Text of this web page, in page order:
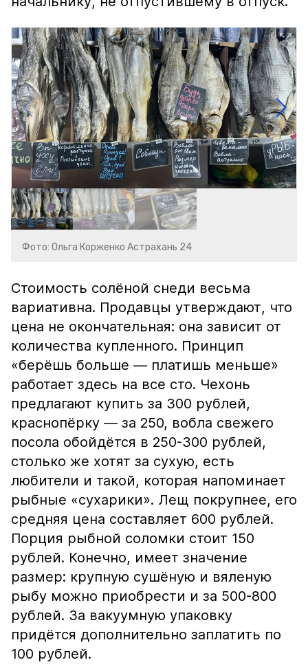
Фото: Ольга Корженко Астрахань 24
Стоимость солёной снеди весьма
вариативна. Продавцы утверждают, что
цена не окончательная: она зависит от
количества купленного. Принцип
«берёшь больше — платишь меньше»
работает здесь на все сто. Чехонь
предлагают купить за 300 рублей,
краснопёрку — за 250, вобла свежего
посола обойдётся в 250-300 рублей,
столько же хотят за сухую, есть
любители и такой, которая напоминает
рыбные «сухарики». Лещ покрупнее, его
средняя цена составляет 600 рублей.
Порция рыбной соломки стоит 150
рублей. Конечно, имеет значение
размер: крупную сушёную и вяленую
рыбу можно приобрести и за 500-800
рублей. За вакуумную упаковку
придётся дополнительно заплатить по
100 рублей.